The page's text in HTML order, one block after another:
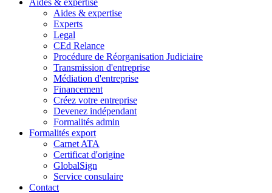
Aides & expertise
Experts
Legal
CEd Relance
Procédure de Réorganisation Judiciaire
Transmission d'entreprise
Médiation d'entreprise
Financement
Créez votre entreprise
Devenez indépendant
Formalités admin
Formalités export
Carnet ATA
Certificat d'origine
GlobalSign
Service consulaire
Contact